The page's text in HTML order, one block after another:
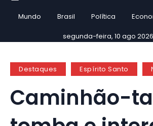
Mundo Brasil Política
segunda-feira, 10 ago 2026
Destaques Espírito Santo
Caminhão-